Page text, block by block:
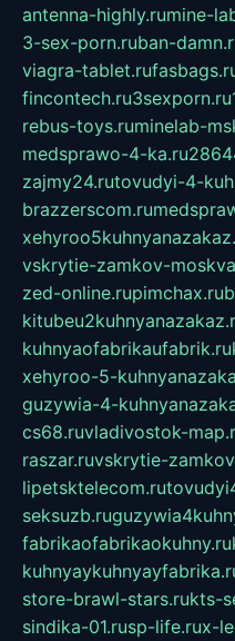
antenna-highly.rumine-
3-sex-porn.ruban-
viagra-tablet.ru
fincontech.ru3sexporn.ru
rebus-toys.ruminelab-
medsprawo-4-ka.ru
zajmy24.rutovudyi-4-
brazzerscom.ru
vskrytie-zamkov-
zed-online.rupimchax.ru
kuhnyaofabrikaufabrik.ru
xehyroo-5-
guzywia-4-
cs68.ruvladivostok-
raszar.ruvskrytie-
lipetsktelecom.ru
seksuzb.ru
fabrikaofabrikaokuhny.ru
store-brawl-stars.rukts-
sindika-01.rusp-life.rux-